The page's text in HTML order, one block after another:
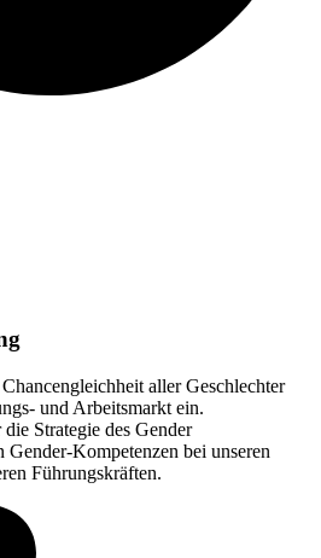
aller Geschlechter
und Arbeitsmarkt ein.
Strategie des Gender
Gender-Kompetenzen bei unseren
Führungskräften.